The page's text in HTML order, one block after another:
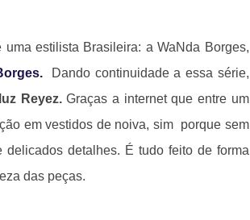
estilista Brasileira: a WaNda Borges,
.
Dando continuidade a essa série,
Reyez.Graças a internet que entre um
em vestidos de noiva, sim porque sem
detalhes. É tudo feito de forma
das peças.